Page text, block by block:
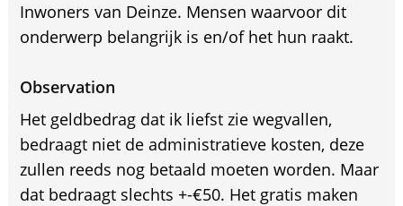
Inwoners van Deinze. Mensen waarvoor dit
onderwerp belangrijk is en/of het hun raakt.
Observation
Het geldbedrag dat ik liefst zie wegvallen,
bedraagt niet de administratieve kosten, deze
zullen reeds nog betaald moeten worden. Maar
dat bedraagt slechts +-€50. Het gratis maken